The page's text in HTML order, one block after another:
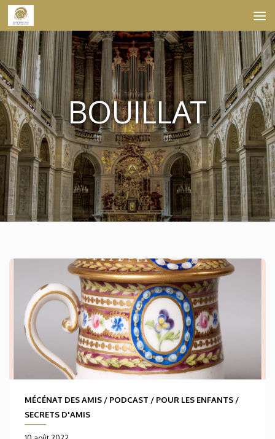
Skip to content
BOUILLAT
MÉCÉNAT DES AMIS / PODCAST / POUR LES ENFANTS /
SECRETS D'AMIS